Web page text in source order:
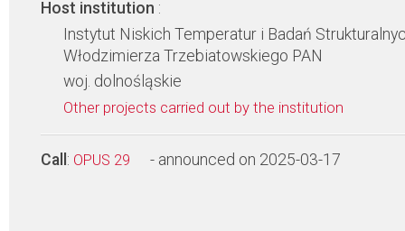
Host institution :
Instytut Niskich Temperatur i Badań
Włodzimierza Trzebiatowskiego PAN
woj. dolnośląskie
Other projects carried out by the institution
Call : OPUS 29 - announced on 2025-03-17